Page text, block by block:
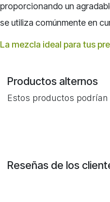
proporcionando un
se utiliza comúnmente en
La mezcla ideal para tus
Productos alternos
Estos productos
Reseñas de los